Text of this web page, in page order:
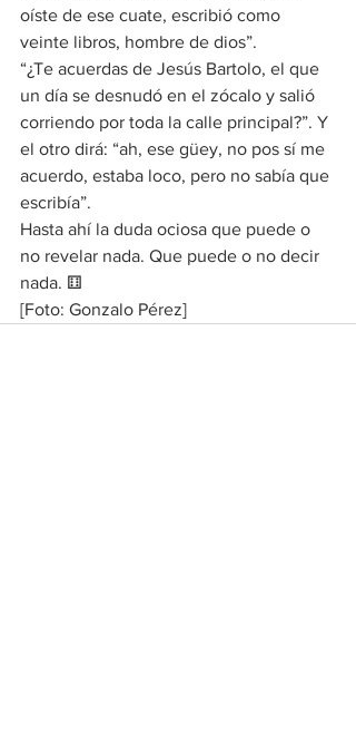
oíste de ese cuate, escribió como
veinte libros, hombre de dios”.
“¿Te acuerdas de Jesús Bartolo, el que
un día se desnudó en el zócalo y salió
corriendo por toda la calle principal?”. Y
el otro dirá: “ah, ese güey, no pos sí me
acuerdo, estaba loco, pero no sabía que
escribía”.
Hasta ahí la duda ociosa que puede o
no revelar nada. Que puede o no decir
nada. ⚅
[Foto: Gonzalo Pérez]